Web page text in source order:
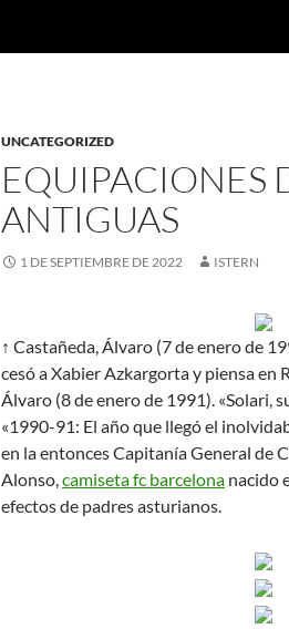
UNCATEGORIZED
EQUIPACIONES
ANTIGUAS
1 DE SEPTIEMBRE DE 2022 ISTERN
↑ Castañeda, Álvaro (7 de enero de
cesó a Xabier Azkargorta y piensa en
Álvaro (8 de enero de 1991). «Solari,
«1990-91: El año que llegó el
en la entonces Capitanía General de
Alonso,camiseta fc barcelona nacido
efectos de padres asturianos.